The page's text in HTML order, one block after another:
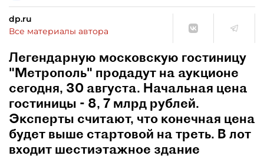
dp.ru
Все материалы автора
Легендарную московскую гостиницу
"Метрополь" продадут на аукционе
сегодня, 30 августа. Начальная цена
гостиницы - 8, 7 млрд рублей.
Эксперты считают, что конечная цена
будет выше стартовой на треть. В лот
входит шестиэтажное здание